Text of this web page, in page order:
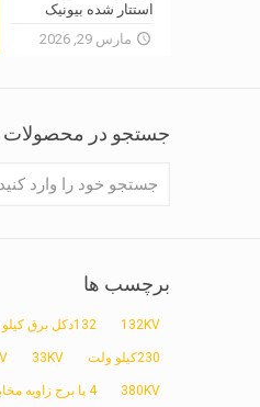
استتار شده بیونیک
مارس 29, 2026
جستجو در محصولات
برچسب ها
132KV 132دکل برق کیلو ولت
230کیلو ولت 33KV
380KV 4 پا برج زاویه مخابرات